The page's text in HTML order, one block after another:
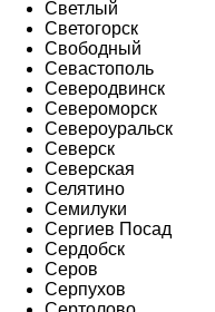
Светлый
Светогорск
Свободный
Севастополь
Северодвинск
Североморск
Североуральск
Северск
Северская
Селятино
Семилуки
Сергиев Посад
Сердобск
Серов
Серпухов